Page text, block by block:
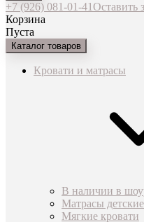
+7 (926) 081-01-41Оставить
Корзина
Пуста
Каталог товаров
Кровати и матрасы
В наличии в
Матрасы детские
Мягкие кровати